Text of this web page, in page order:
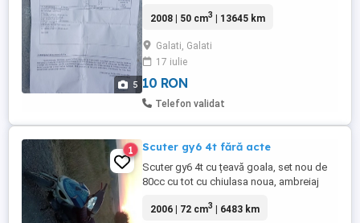
5
ideal pentru oraș și pentru naveta zilnică.
în regulă (certificat de înmatriculare din
Italia + traducere autorizată). Consum ...
2008 | 50 cm3 | 13645 km
Galati, Galati
17 iulie
10 RON
Telefon validat
1 Scuter gy6 4t fără acte
Scuter gy6 4t cu țeavă goala, set nou de
80cc cu tot cu chiulasa noua, ambreiaj
nou, bendix nou și electro motor nou și
2006 | 72 cm3 | 6483 km